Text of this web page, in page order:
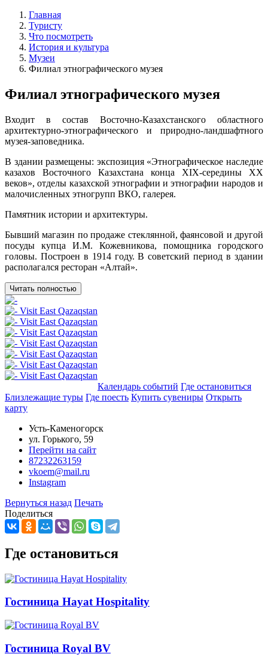
Главная
Туристу
Что посмотреть
История и культура
Музеи
Филиал этнографического музея
Филиал этнографического музея
Входит в состав Восточно-Казахстанского областного
архитектурно-этнографического и природно-ландшафтного
музея-заповедника.
В здании размещены: экспозиция «Этнографическое наследие
казахов Восточного Казахстана конца XIX-середины ХХ
веков», отделы казахской этнографии и этнографии народов и
малочисленных этногрупп ВКО, галерея.
Памятник истории и архитектуры.
Бывший магазин по продаже стеклянной, фаянсовой и другой
посуды купца И.М. Кожевникова, помощника городского
головы. Построен в 1914 году. В советский период в здании
располагался ресторан «Алтай».
Читать полностью
Календарь событий Где остановиться
Близлежащие туры Где поесть Купить сувениры Открыть
карту
Усть-Каменогорск
ул. Горького, 59
Перейти на сайт
87232263159
vkoem@mail.ru
Instagram
Вернуться назад Печать
Поделиться
Где остановиться
Гостиница Hayat Hospitality
Гостиница Royal BV